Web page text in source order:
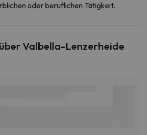
oder beruflichen Tätigkeit.
Valbella-Lenzerheide